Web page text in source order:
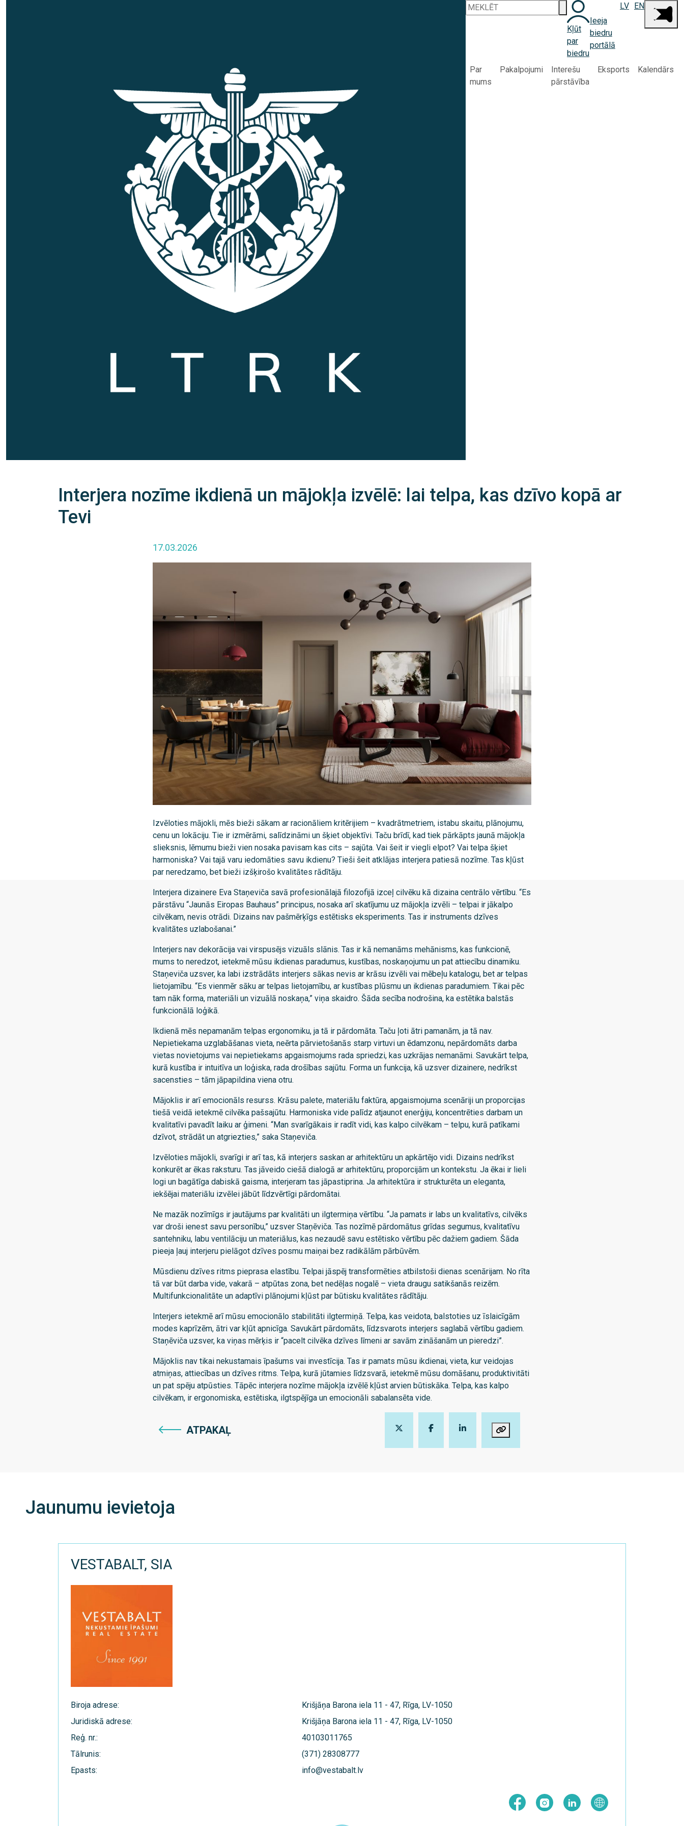
Kļūt
par
biedru
Ieeja
biedru
portālā
LV EN
Par
mums
Pakalpojumi
Interešu
pārstāvība
Eksports Kalendārs
Interjera nozīme ikdienā un mājokļa izvēlē: lai telpa, kas dzīvo kopā ar
Tevi
17.03.2026
Izvēloties mājokli, mēs bieži sākam ar racionāliem kritērijiem – kvadrātmetriem, istabu skaitu, plānojumu,
cenu un lokāciju. Tie ir izmērāmi, salīdzināmi un šķiet objektīvi. Taču brīdī, kad tiek pārkāpts jaunā mājokļa
slieksnis, lēmumu bieži vien nosaka pavisam kas cits – sajūta. Vai šeit ir viegli elpot? Vai telpa šķiet
harmoniska? Vai tajā varu iedomāties savu ikdienu? Tieši šeit atklājas interjera patiesā nozīme. Tas kļūst
par neredzamo, bet bieži izšķirošo kvalitātes rādītāju.
Interjera dizainere Eva Staņeviča savā profesionālajā filozofijā izceļ cilvēku kā dizaina centrālo vērtību. “Es
pārstāvu “Jaunās Eiropas Bauhaus” principus, nosaka arī skatījumu uz mājokļa izvēli – telpai ir jākalpo
cilvēkam, nevis otrādi. Dizains nav pašmērķīgs estētisks eksperiments. Tas ir instruments dzīves
kvalitātes uzlabošanai.”
Interjers nav dekorācija vai virspusējs vizuāls slānis. Tas ir kā nemanāms mehānisms, kas funkcionē,
mums to neredzot, ietekmē mūsu ikdienas paradumus, kustības, noskaņojumu un pat attiecību dinamiku.
Staņeviča uzsver, ka labi izstrādāts interjers sākas nevis ar krāsu izvēli vai mēbeļu katalogu, bet ar telpas
lietojamību. “Es vienmēr sāku ar telpas lietojamību, ar kustības plūsmu un ikdienas paradumiem. Tikai pēc
tam nāk forma, materiāli un vizuālā noskaņa,” viņa skaidro. Šāda secība nodrošina, ka estētika balstās
funkcionālā loģikā.
Ikdienā mēs nepamanām telpas ergonomiku, ja tā ir pārdomāta. Taču ļoti ātri pamanām, ja tā nav.
Nepietiekama uzglabāšanas vieta, neērta pārvietošanās starp virtuvi un ēdamzonu, nepārdomāts darba
vietas novietojums vai nepietiekams apgaismojums rada spriedzi, kas uzkrājas nemanāmi. Savukārt telpa,
kurā kustība ir intuitīva un loģiska, rada drošības sajūtu. Forma un funkcija, kā uzsver dizainere, nedrīkst
sacensties – tām jāpapildina viena otru.
Mājoklis ir arī emocionāls resurss. Krāsu palete, materiālu faktūra, apgaismojuma scenāriji un proporcijas
tiešā veidā ietekmē cilvēka pašsajūtu. Harmoniska vide palīdz atjaunot enerģiju, koncentrēties darbam un
kvalitatīvi pavadīt laiku ar ģimeni. “Man svarīgākais ir radīt vidi, kas kalpo cilvēkam – telpu, kurā patīkami
dzīvot, strādāt un atgriezties,” saka Staņeviča.
Izvēloties mājokli, svarīgi ir arī tas, kā interjers saskan ar arhitektūru un apkārtējo vidi. Dizains nedrīkst
konkurēt ar ēkas raksturu. Tas jāveido ciešā dialogā ar arhitektūru, proporcijām un kontekstu. Ja ēkai ir lieli
logi un bagātīga dabiskā gaisma, interjeram tas jāpastiprina. Ja arhitektūra ir strukturēta un eleganta,
iekšējai materiālu izvēlei jābūt līdzvērtīgi pārdomātai.
Ne mazāk nozīmīgs ir jautājums par kvalitāti un ilgtermiņa vērtību. “Ja pamats ir labs un kvalitatīvs, cilvēks
var droši ienest savu personību,” uzsver Staņēviča. Tas nozīmē pārdomātus grīdas segumus, kvalitatīvu
santehniku, labu ventilāciju un materiālus, kas nezaudē savu estētisko vērtību pēc dažiem gadiem. Šāda
pieeja ļauj interjeru pielāgot dzīves posmu maiņai bez radikālām pārbūvēm.
Mūsdienu dzīves ritms pieprasa elastību. Telpai jāspēj transformēties atbilstoši dienas scenārijam. No rīta
tā var būt darba vide, vakarā – atpūtas zona, bet nedēļas nogalē – vieta draugu satikšanās reizēm.
Multifunkcionalitāte un adaptīvi plānojumi kļūst par būtisku kvalitātes rādītāju.
Interjers ietekmē arī mūsu emocionālo stabilitāti ilgtermiņā. Telpa, kas veidota, balstoties uz īslaicīgām
modes kaprīzēm, ātri var kļūt apnicīga. Savukārt pārdomāts, līdzsvarots interjers saglabā vērtību gadiem.
Staņēviča uzsver, ka viņas mērķis ir “pacelt cilvēka dzīves līmeni ar savām zināšanām un pieredzi”.
Mājoklis nav tikai nekustamais īpašums vai investīcija. Tas ir pamats mūsu ikdienai, vieta, kur veidojas
atmiņas, attiecības un dzīves ritms. Telpa, kurā jūtamies līdzsvarā, ietekmē mūsu domāšanu, produktivitāti
un pat spēju atpūsties. Tāpēc interjera nozīme mājokļa izvēlē kļūst arvien būtiskāka. Telpa, kas kalpo
cilvēkam, ir ergonomiska, estētiska, ilgtspējīga un emocionāli sabalansēta vide.
ATPAKAĻ
Jaunumu ievietoja
VESTABALT, SIA
Biroja adrese:
Krišjāņa Barona iela 11 - 47, Rīga, LV-1050
Juridiskā adrese:
Krišjāņa Barona iela 11 - 47, Rīga, LV-1050
Reģ. nr.:
40103011765
Tālrunis:
(371) 28308777
Epasts:
info@vestabalt.lv